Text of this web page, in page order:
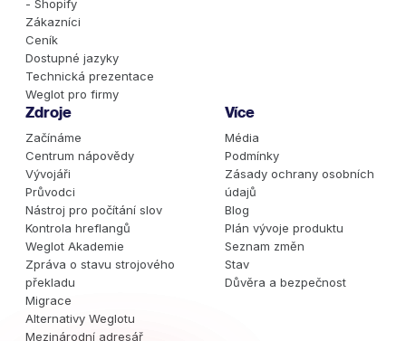
- Shopify
Zákazníci
Ceník
Dostupné jazyky
Technická prezentace
Weglot pro firmy
Zdroje
Začínáme
Centrum nápovědy
Vývojáři
Průvodci
Nástroj pro počítání slov
Kontrola hreflangů
Weglot Akademie
Zpráva o stavu strojového
překladu
Migrace
Alternativy Weglotu
Mezinárodní adresář
Více
Média
Podmínky
Zásady ochrany osobních
údajů
Blog
Plán vývoje produktu
Seznam změn
Stav
Důvěra a bezpečnost